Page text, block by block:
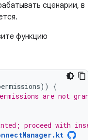
сценарии, в
функцию
))
{
are not
proceed with